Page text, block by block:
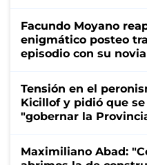
Facundo Moyano
enigmático posteo
episodio con su novia
Tensión en el
Kicillof y pidió que
"gobernar la
Maximiliano Abad: